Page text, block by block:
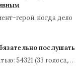
герой, когда дело
послушать
54321 (33 голоса,…